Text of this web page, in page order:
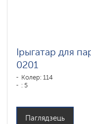
Ірыгатар для
0201
Колер: 114
: 5
Паглядзець